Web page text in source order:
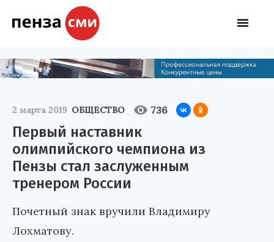
2 марта 2019 ОБЩЕСТВО 736
Первый наставник
олимпийского чемпиона из
Пензы стал заслуженным
тренером России
Почетный знак вручили Владимиру
Лохматову.